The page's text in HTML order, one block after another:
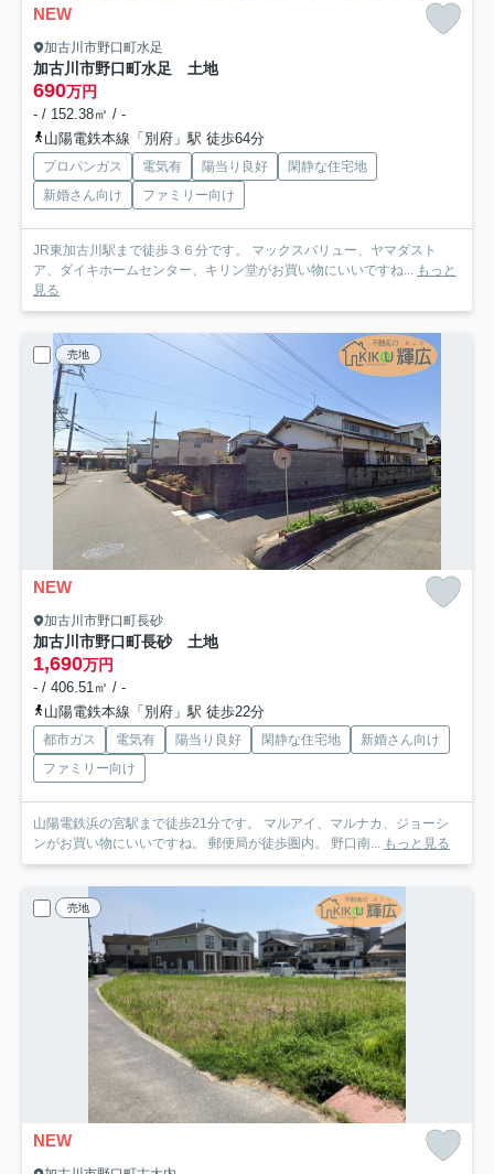
NEW
加古川市野口町水足
加古川市野口町水足 土地
690万円
- / 152.38㎡ / -
山陽電鉄本線「別府」駅 徒歩64分
プロパンガス 電気有 陽当り良好
閑静な住宅地
新婚さん向け
ファミリー向け
JR東加古川駅まで徒歩３６分です。 マックスバリュー、ヤマダスト
ア、ダイキホームセンター、キリン堂がお買い物にいいですね... もっと
見る
売地
NEW
加古川市野口町長砂
加古川市野口町長砂 土地
1,690万円
- / 406.51㎡ / -
山陽電鉄本線「別府」駅 徒歩22分
都市ガス 電気有 陽当り良好 閑静な住宅地
新婚さん向け
ファミリー向け
山陽電鉄浜の宮駅まで徒歩21分です。 マルアイ、マルナカ、ジョーシ
ンがお買い物にいいですね。 郵便局が徒歩圏内。 野口南... もっと見る
売地
NEW